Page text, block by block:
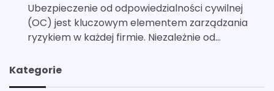
Ubezpieczenie od odpowiedzialności cywilnej
(OC) jest kluczowym elementem zarządzania
ryzykiem w każdej firmie. Niezależnie od…
Kategorie